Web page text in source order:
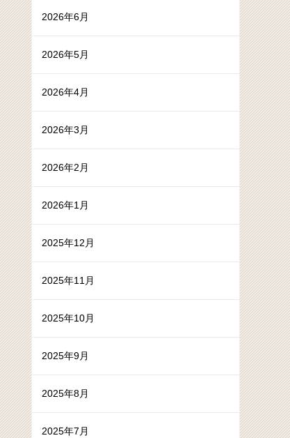
2026年6月
2026年5月
2026年4月
2026年3月
2026年2月
2026年1月
2025年12月
2025年11月
2025年10月
2025年9月
2025年8月
2025年7月